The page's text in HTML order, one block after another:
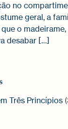
no
geral, a
o madeirame,
desabar […]
Três Princípios